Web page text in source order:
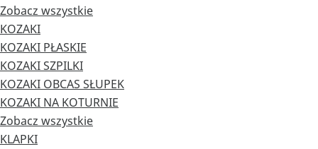
Zobacz wszystkie
KOZAKI
KOZAKI PŁASKIE
KOZAKI SZPILKI
KOZAKI OBCAS SŁUPEK
KOZAKI NA KOTURNIE
Zobacz wszystkie
KLAPKI